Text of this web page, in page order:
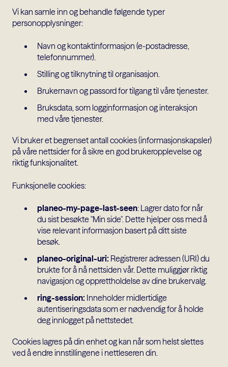
Vi kan samle inn og behandle følgende typer
personopplysninger:
Navn og kontaktinformasjon (e-postadresse,
telefonnummer).
Stilling og tilknytning til organisasjon.
Brukernavn og passord for tilgang til våre tjenester.
Bruksdata, som logginformasjon og interaksjon
med våre tjenester.
Vi bruker et begrenset antall cookies (informasjonskapsler)
på våre nettsider for å sikre en god brukeropplevelse og
riktig funksjonalitet.
Funksjonelle cookies:
planeo-my-page-last-seen: Lagrer dato for når
du sist besøkte "Min side". Dette hjelper oss med å
vise relevant informasjon basert på ditt siste
besøk.
planeo-original-uri: Registrerer adressen (URI) du
brukte for å nå nettsiden vår. Dette muliggjør riktig
navigasjon og opprettholdelse av dine brukervalg.
ring-session: Inneholder midlertidige
autentiseringsdata som er nødvendig for å holde
deg innlogget på nettstedet.
Cookies lagres på din enhet og kan når som helst slettes
ved å endre innstillingene i nettleseren din.